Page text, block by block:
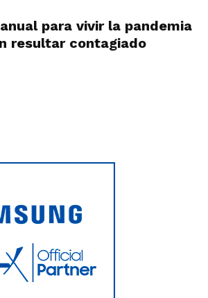
para vivir la pandemia
resultar contagiado